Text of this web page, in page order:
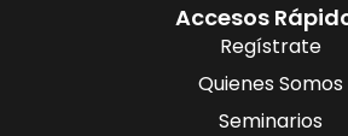
Accesos
Regístrate
Quienes Somos
Seminarios